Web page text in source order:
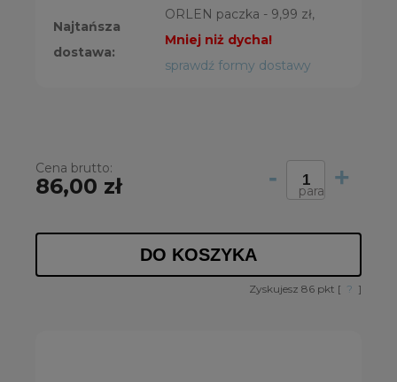
Najtańsza
dostawa:
ORLEN paczka - 9,99 zł,
Mniej niż dycha!
sprawdź formy dostawy
Cena brutto:
86,00 zł - +
para
DO KOSZYKA
Zyskujesz 86 pkt [ ? ]